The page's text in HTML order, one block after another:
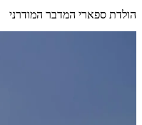
הולדת ספארי המדבר המודרני